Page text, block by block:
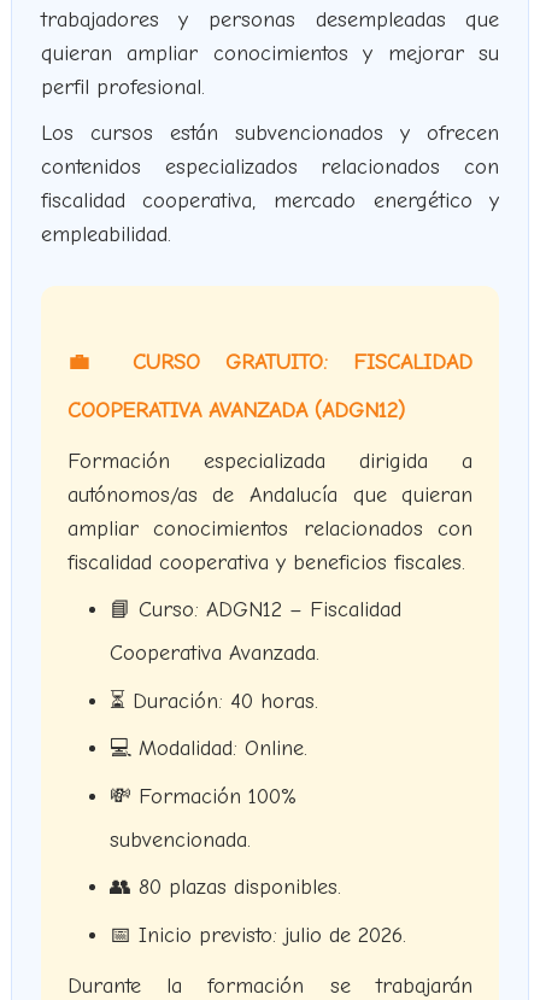
trabajadores y personas desempleadas que
quieran ampliar conocimientos y mejorar su
perfil profesional.
Los cursos están subvencionados y ofrecen
contenidos especializados relacionados con
fiscalidad cooperativa, mercado energético y
empleabilidad.
💼 CURSO GRATUITO: FISCALIDAD
COOPERATIVA AVANZADA (ADGN12)
Formación especializada dirigida a
autónomos/as de Andalucía que quieran
ampliar conocimientos relacionados con
fiscalidad cooperativa y beneficios fiscales.
📘 Curso: ADGN12 – Fiscalidad
Cooperativa Avanzada.
⏳ Duración: 40 horas.
💻 Modalidad: Online.
💸 Formación 100%
subvencionada.
👥 80 plazas disponibles.
📅 Inicio previsto: julio de 2026.
Durante la formación se trabajarán